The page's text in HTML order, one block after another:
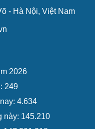
- Hà Nội, Việt Nam
2026
249
4.634
này: 145.210